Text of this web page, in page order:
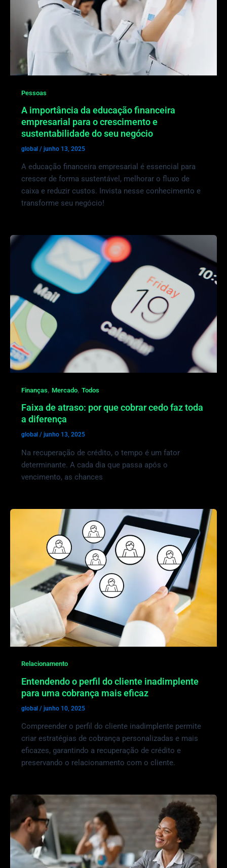
Pessoas
A importância da educação financeira
empresarial para o crescimento e
sustentabilidade do seu negócio
global / junho 13, 2025
A educação financeira empresarial é essencial para
crescer de forma sustentável, melhorar o fluxo de
caixa e reduzir custos. Invista nesse conhecimento e
transforme seu negócio!
Finanças, Mercado, Todos
Faixa de atraso: por que cobrar cedo faz toda
a diferença
global / junho 13, 2025
Na recuperação de crédito, o tempo é um fator
determinante. A cada dia que passa após o
vencimento, as chances
Relacionamento
Entendendo o perfil do cliente inadimplente
para uma cobrança mais eficaz
global / junho 10, 2025
Compreender o perfil do cliente inadimplente permite
criar estratégias de cobrança personalizadas e mais
eficazes, garantindo a recuperação de crédito e
preservando o relacionamento com o cliente.